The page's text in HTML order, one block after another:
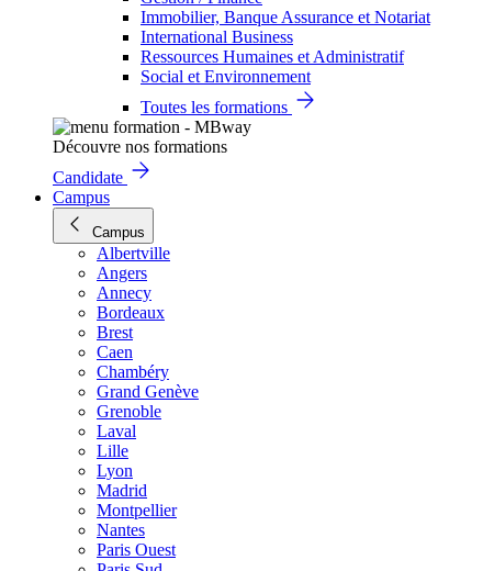
Immobilier, Banque Assurance et Notariat
International Business
Ressources Humaines et Administratif
Social et Environnement
Toutes les formations
Découvre nos formations
Candidate
Campus
Campus
Albertville
Angers
Annecy
Bordeaux
Brest
Caen
Chambéry
Grand Genève
Grenoble
Laval
Lille
Lyon
Madrid
Montpellier
Nantes
Paris Ouest